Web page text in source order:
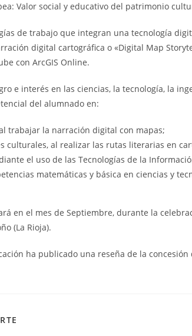
Valor social y educativo del patrimonio
de trabajo que integran una tecnología
digital cartográfica o «Digital Map
con ArcGIS Online.
e interés en las ciencias, la tecnología, la
del alumnado en:
trabajar la narración digital con mapas;
culturales, al realizar las rutas literarias en
el uso de las Tecnologías de la
matemáticas y básica en ciencias y
en el mes de Septiembre, durante la
(La Rioja).
ha publicado una reseña de la